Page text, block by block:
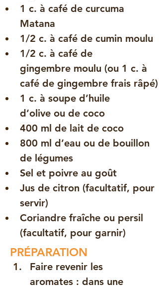
1 c. à café de curcuma
Matana
1/2 c. à café de cumin moulu
1/2 c. à café de
gingembre moulu (ou 1 c. à
café de gingembre frais râpé)
1 c. à soupe d’huile
d’olive ou de coco
400 ml de lait de coco
800 ml d’eau ou de bouillon
de légumes
Sel et poivre au goût
Jus de citron (facultatif, pour
servir)
Coriandre fraîche ou persil
(facultatif, pour garnir)
PRÉPARATION
Faire revenir les
aromates : dans une